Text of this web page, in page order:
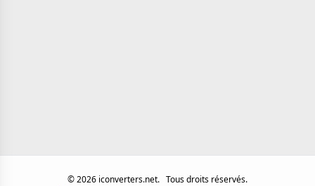
©2026 iconverters.net. Tous droits réservés.